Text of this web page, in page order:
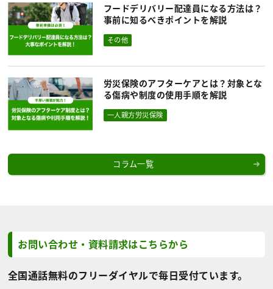
フードデリバリー配達員になる方法は？
事前に知るべきポイントを解説
その他
労災保険のアフターケアとは？対象とな
る傷病や制度の使用手順を解説
一人親方労災保険
コラム一覧
お問い合わせ・資料請求はこちらから
全国通話無料のフリーダイヤルで毎日受付ています。